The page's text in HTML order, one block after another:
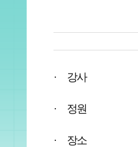
· 강사
· 정원
· 장소